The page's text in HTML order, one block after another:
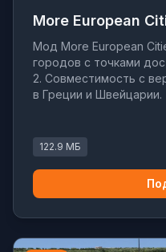
More European
Мод More European
городов с точками
2. Совместимость с
в Греции и Швейцарии.
122.9 МБ